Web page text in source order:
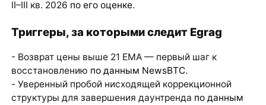
II–III кв. 2026 по его оценке.
Триггеры, за которыми следит Egrag
- Возврат цены выше 21 EMA — первый шаг к
восстановлению по данным NewsBTC.
- Уверенный пробой нисходящей коррекционной
структуры для завершения даунтренда по данным